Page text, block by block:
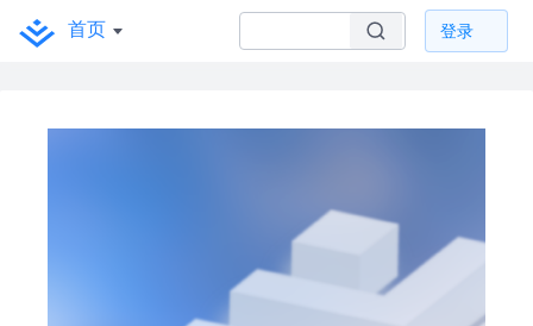
首页 登录